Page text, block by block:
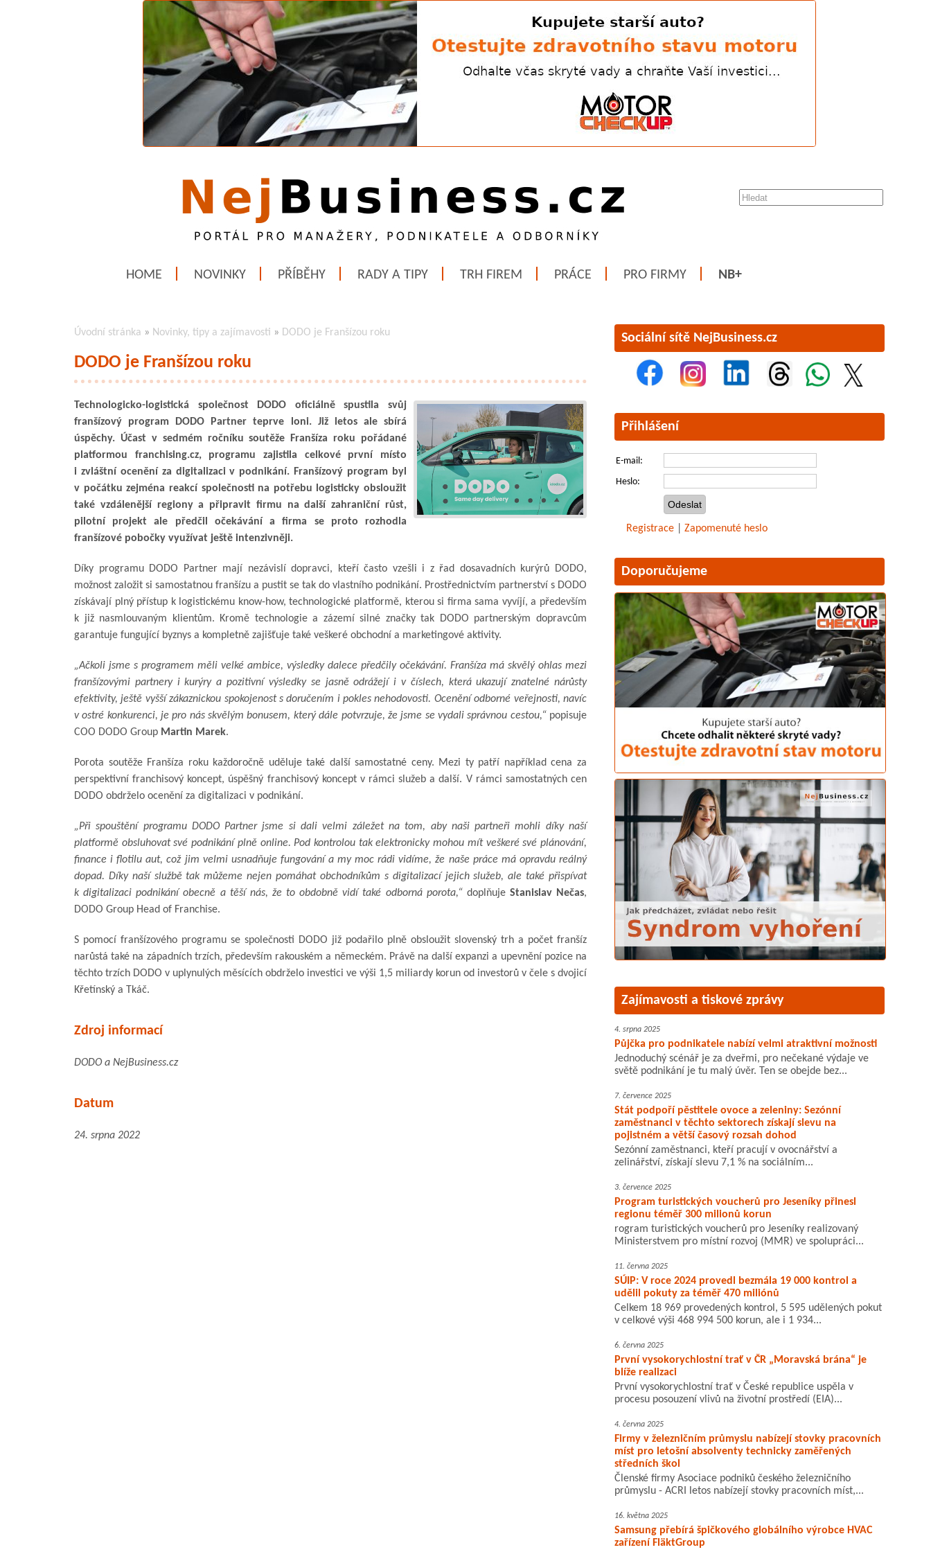
HOME NOVINKY PŘÍBĚHY RADY A TIPY TRH FIREM PRÁCE PRO FIRMY NB+
Úvodní stránka » Novinky, tipy a zajímavosti » DODO je Franšízou roku
DODO je Franšízou roku
Technologicko-logistická společnost DODO oficiálně spustila svůj
franšízový program DODO Partner teprve loni. Již letos ale sbírá
úspěchy. Účast v sedmém ročníku soutěže Franšíza roku pořádané
platformou franchising.cz, programu zajistila celkové první místo
i zvláštní ocenění za digitalizaci v podnikání. Franšízový program byl
v počátku zejména reakcí společnosti na potřebu logisticky obsloužit
také vzdálenější regiony a připravit firmu na další zahraniční růst,
pilotní projekt ale předčil očekávání a firma se proto rozhodla
franšízové pobočky využívat ještě intenzivněji.
Díky programu DODO Partner mají nezávislí dopravci, kteří často vzešli i z řad dosavadních kurýrů DODO,
možnost založit si samostatnou franšízu a pustit se tak do vlastního podnikání. Prostřednictvím partnerství s DODO
získávají plný přístup k logistickému know-how, technologické platformě, kterou si firma sama vyvíjí, a především
k již nasmlouvaným klientům. Kromě technologie a zázemí silné značky tak DODO partnerským dopravcům
garantuje fungující byznys a kompletně zajišťuje také veškeré obchodní a marketingové aktivity.
„Ačkoli jsme s programem měli velké ambice, výsledky dalece předčily očekávání. Franšíza má skvělý ohlas mezi
franšízovými partnery i kurýry a pozitivní výsledky se jasně odrážejí i v číslech, která ukazují znatelné nárůsty
efektivity, ještě vyšší zákaznickou spokojenost s doručením i pokles nehodovosti. Ocenění odborné veřejnosti, navíc
v ostré konkurenci, je pro nás skvělým bonusem, který dále potvrzuje, že jsme se vydali správnou cestou,“ popisuje
COO DODO Group Martin Marek.
Porota soutěže Franšíza roku každoročně uděluje také další samostatné ceny. Mezi ty patří například cena za
perspektivní franchisový koncept, úspěšný franchisový koncept v rámci služeb a další. V rámci samostatných cen
DODO obdrželo ocenění za digitalizaci v podnikání.
„Při spouštění programu DODO Partner jsme si dali velmi záležet na tom, aby naši partneři mohli díky naší
platformě obsluhovat své podnikání plně online. Pod kontrolou tak elektronicky mohou mít veškeré své plánování,
finance i flotilu aut, což jim velmi usnadňuje fungování a my moc rádi vidíme, že naše práce má opravdu reálný
dopad. Díky naší službě tak můžeme nejen pomáhat obchodníkům s digitalizací jejich služeb, ale také přispívat
k digitalizaci podnikání obecně a těší nás, že to obdobně vidí také odborná porota,“ doplňuje Stanislav Nečas,
DODO Group Head of Franchise.
S pomocí franšízového programu se společnosti DODO již podařilo plně obsloužit slovenský trh a počet franšíz
narůstá také na západních trzích, především rakouském a německém. Právě na další expanzi a upevnění pozice na
těchto trzích DODO v uplynulých měsících obdrželo investici ve výši 1,5 miliardy korun od investorů v čele s dvojicí
Křetínský a Tkáč.
Zdroj informací
DODO a NejBusiness.cz
Datum
24. srpna 2022
Sociální sítě NejBusiness.cz
Přihlášení
E-mail:
Heslo:
Registrace Zapomenuté heslo
Doporučujeme
Zajímavosti a tiskové zprávy
4. srpna 2025
Půjčka pro podnikatele nabízí velmi atraktivní možnosti
Jednoduchý scénář je za dveřmi, pro nečekané výdaje ve
světě podnikání je tu malý úvěr. Ten se obejde bez...
7. července 2025
Stát podpoří pěstitele ovoce a zeleniny: Sezónní
zaměstnanci v těchto sektorech získají slevu na
pojistném a větší časový rozsah dohod
Sezónní zaměstnanci, kteří pracují v ovocnářství a
zelinářství, získají slevu 7,1 % na sociálním...
3. července 2025
Program turistických voucherů pro Jeseníky přinesl
regionu téměř 300 milionů korun
rogram turistických voucherů pro Jeseníky realizovaný
Ministerstvem pro místní rozvoj (MMR) ve spolupráci...
11. června 2025
SÚIP: V roce 2024 provedl bezmála 19 000 kontrol a
udělil pokuty za téměř 470 miliónů
Celkem 18 969 provedených kontrol, 5 595 udělených pokut
v celkové výši 468 994 500 korun, ale i 1 934...
6. června 2025
První vysokorychlostní trať v ČR „Moravská brána“ je
blíže realizaci
První vysokorychlostní trať v České republice uspěla v
procesu posouzení vlivů na životní prostředí (EIA)...
4. června 2025
Firmy v železničním průmyslu nabízejí stovky pracovních
míst pro letošní absolventy technicky zaměřených
středních škol
Členské firmy Asociace podniků českého železničního
průmyslu - ACRI letos nabízejí stovky pracovních míst,...
16. května 2025
Samsung přebírá špičkového globálního výrobce HVAC
zařízení FläktGroup